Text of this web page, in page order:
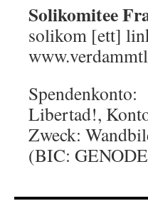
Solikomitee
solikom [ett]
Spendenkonto:
Libertad!,
Zweck:
(BIC: